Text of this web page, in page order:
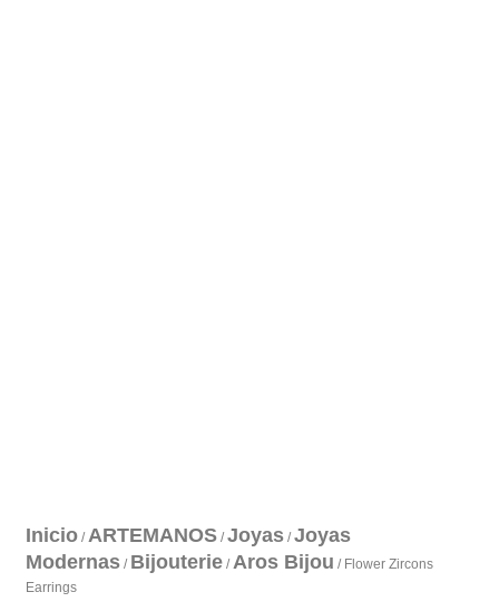
Inicio / ARTEMANOS /Joyas /Joyas
Modernas / Bijouterie / Aros Bijou / Flower Zircons
Earrings